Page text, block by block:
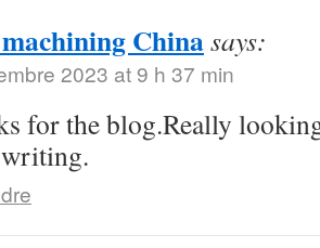
Chinasays:
2023 at 9 h 37 min
for the blog.Really